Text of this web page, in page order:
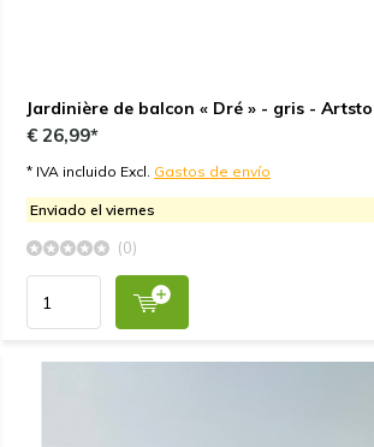
Jardinière de balcon « Dré » - gris -
€ 26,99*
* IVA incluido Excl. Gastos de envío
Enviado el viernes
(0)